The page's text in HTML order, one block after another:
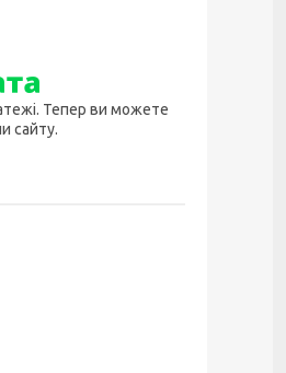
Тепер ви можете
сайту.